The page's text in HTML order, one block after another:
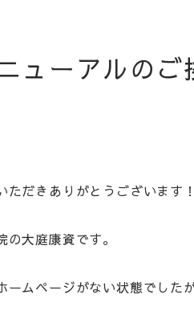
ューアルのご
ただきありがとうございます！
の大庭康資です。
ームページがない状態でした